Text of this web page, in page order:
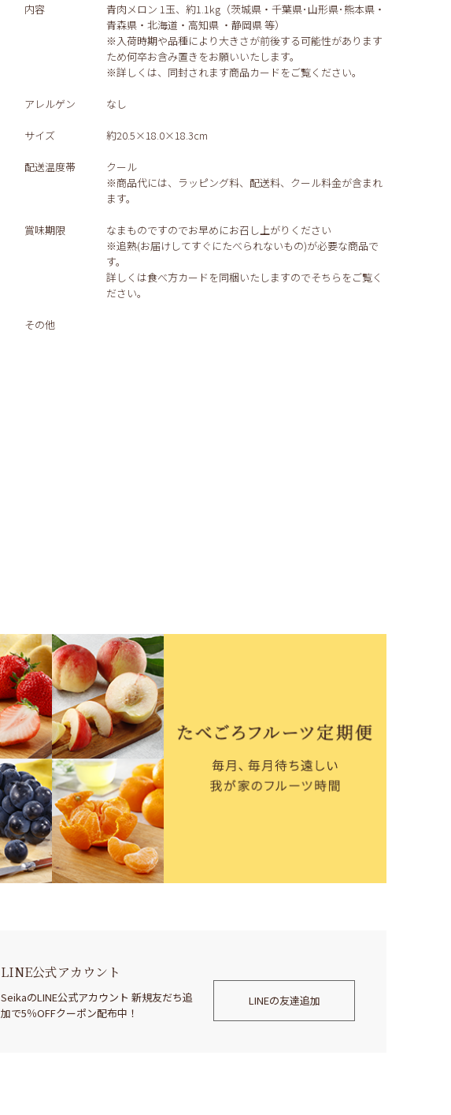
内容
青肉メロン 1玉、約1.1kg（茨城県・千葉県･山形県･熊本県・
青森県・北海道・高知県 ・静岡県 等）
※入荷時期や品種により大きさが前後する可能性があります
ため何卒お含み置きをお願いいたします。
※詳しくは、同封されます商品カードをご覧ください。
アレルゲン なし
サイズ 約20.5×18.0×18.3cm
配送温度帯
クール
※商品代には、ラッピング料、配送料、クール料金が含まれ
ます。
賞味期限
なまものですのでお早めにお召し上がりください
※追熟(お届けしてすぐにたべられないもの)が必要な商品で
す。
詳しくは食べ方カードを同梱いたしますのでそちらをご覧く
ださい。
その他
LINE公式アカウント
SeikaのLINE公式アカウント 新規友だち追
加で5％OFFクーポン配布中！
LINEの友達追加